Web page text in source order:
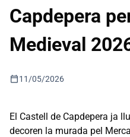
Capdepera
Medieval
calendar_today11/05/2026
El Castell de Capdepera ja
decoren la murada pel